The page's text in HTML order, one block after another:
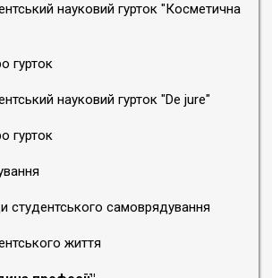
науковий гурток "Косметична
гурток
науковий гурток "De jure"
гурток
студентського самоврядування
життя